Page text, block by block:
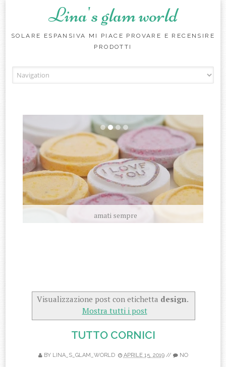
Lina's glam world
SOLARE ESPANSIVA MI PIACE PROVARE E RECENSIRE
PRODOTTI
amati sempre
Visualizzazione post con etichetta design.
Mostra tutti i post
TUTTO CORNICI
BY LINA_S_GLAM_WORLD APRILE 15, 2019// NO